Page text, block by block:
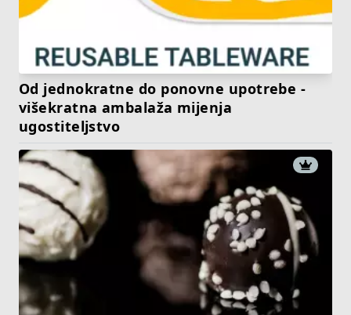
Od jednokratne do ponovne upotrebe -
višekratna ambalaža mijenja
ugostiteljstvo